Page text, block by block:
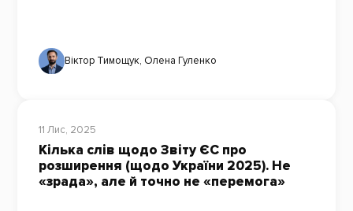
Віктор Тимощук, Олена Гуленко
11 Лис, 2025
Кілька слів щодо Звіту ЄС про
розширення (щодо України 2025). Не
«зрада», але й точно не «перемога»